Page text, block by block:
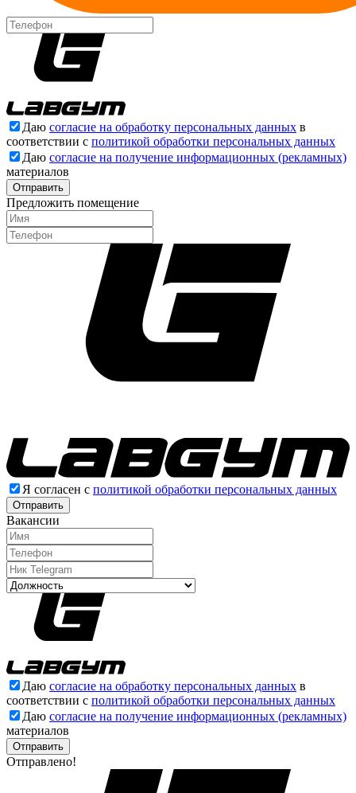
Даю согласие на обработку персональных данных в
соответствии с политикой обработки персональных данных
Даю согласие на получение информационных (рекламных)
материалов
Отправить
Предложить помещение
Я согласен с политикой обработки персональных данных
Отправить
Вакансии
Даю согласие на обработку персональных данных в
соответствии с политикой обработки персональных данных
Даю согласие на получение информационных (рекламных)
материалов
Отправлено!